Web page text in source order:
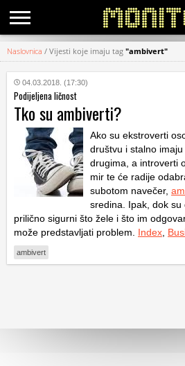
KATEGORIJE
HRVATSKI
WEB
Naslovnica / Vijesti koje imaju tag "ambivert"
04.03.2018. (17:30)
Podijeljena ličnost
Tko su ambiverti?
Ako su ekstroverti
društvu i stalno
drugima, a introverti
mir te će radije
subotom navečer,
sredina. Ipak, dok
prilično sigurni što žele i što im
može predstavljati problem. Index
ambivert